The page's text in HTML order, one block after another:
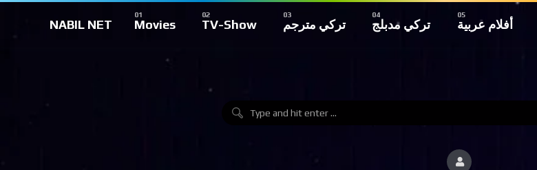
NABIL NET Movies TV-Show تركي مترجم تركي مدبلج أفلام عربية